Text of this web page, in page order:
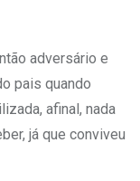
adversário e
pais quando
afinal, nada
já que conviveu